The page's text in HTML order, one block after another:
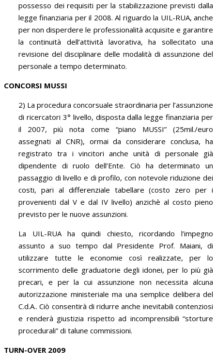
possesso dei requisiti per la stabilizzazione previsti dalla
legge finanziaria per il 2008. Al riguardo la UIL-RUA, anche
per non disperdere le professionalità acquisite e garantire
la continuità dell’attività lavorativa, ha sollecitato una
revisione del disciplinare delle modalità di assunzione del
personale a tempo determinato.
CONCORSI MUSSI
2) La procedura concorsuale straordinaria per l’assunzione
di ricercatori 3° livello, disposta dalla legge finanziaria per
il 2007, più nota come “piano MUSSI” (25mil./euro
assegnati al CNR), ormai da considerare conclusa, ha
registrato tra i vincitori anche unità di personale già
dipendente di ruolo dell’Ente. Ciò ha determinato un
passaggio di livello e di profilo, con notevole riduzione dei
costi, pari al differenziale tabellare (costo zero per i
provenienti dal V e dal IV livello) anzichè al costo pieno
previsto per le nuove assunzioni.
La UIL-RUA ha quindi chiesto, ricordando l’impegno
assunto a suo tempo dal Presidente Prof. Maiani, di
utilizzare tutte le economie così realizzate, per lo
scorrimento delle graduatorie degli idonei, per lo più già
precari, e per la cui assunzione non necessita alcuna
autorizzazione ministeriale ma una semplice delibera del
C.d.A.. Ciò consentirà di ridurre anche inevitabili contenziosi
e renderà giustizia rispetto ad incomprensibili “storture
procedurali” di talune commissioni.
TURN-OVER 2009